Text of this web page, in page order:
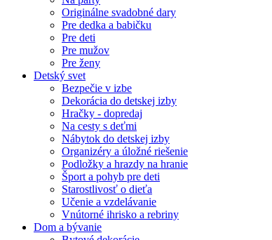
Originálne svadobné dary
Pre dedka a babičku
Pre deti
Pre mužov
Pre ženy
Detský svet
Bezpečie v izbe
Dekorácia do detskej izby
Hračky - dopredaj
Na cesty s deťmi
Nábytok do detskej izby
Organizéry a úložné riešenie
Podložky a hrazdy na hranie
Šport a pohyb pre deti
Starostlivosť o dieťa
Učenie a vzdelávanie
Vnútorné ihrisko a rebriny
Dom a bývanie